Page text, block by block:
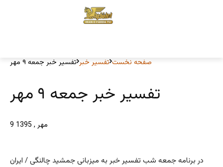
صفحه نخست تفسیر خبر تفسیر خبر جمعه ۹ مهر
تفسیر خبر جمعه ۹ مهر
9 مهر , 1395
در برنامه جمعه شب تفسیر خبر به میزبانی جمشید چالنگی / ایران